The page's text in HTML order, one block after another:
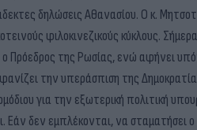
δηλώσεις Αθανασίου. Ο κ.
φιλοκινεζικούς κύκλους.
Πρόεδρος της Ρωσίας, ενώ αφήνει
την υπεράσπιση της
για την εξωτερική πολιτική
Εάν δεν εμπλέκονται, να σταματήσει